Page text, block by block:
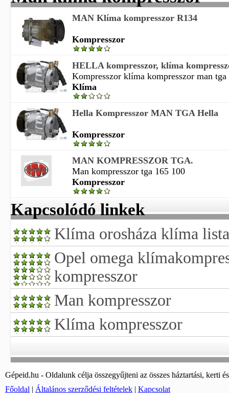
MAN Klíma kompresszor R134
Kompresszor
HELLA kompresszor, klíma
Kompresszor klíma kompresszor man
Klíma
Hella Kompresszor MAN TGA Hella
Kompresszor
MAN KOMPRESSZOR TGA.
Man kompresszor tga 165 100
Kompresszor
Kapcsolódó linkek
Klíma orosháza klíma
Opel omega
kompresszor
Man kompresszor
Klíma kompresszor
Gépeid.hu - Oldalunk célja összegyűjteni az összes háztartási, kerti
Főoldal | Általános szerződési feltételek | Kapcsolat